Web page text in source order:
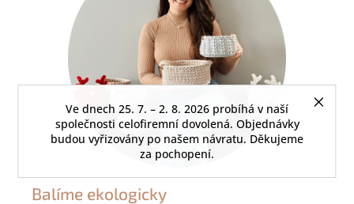
Ve dnech 25. 7. – 2. 8. 2026 probíhá v naší
společnosti celofiremní dovolená. Objednávky
budou vyřizovány po našem návratu. Děkujeme
za pochopení.
Balíme ekologicky